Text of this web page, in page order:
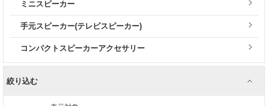
ミニスピーカー
手元スピーカー(テレビスピーカー)
コンパクトスピーカーアクセサリー
絞り込む